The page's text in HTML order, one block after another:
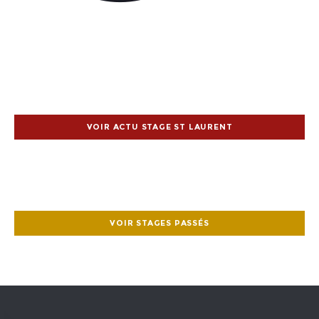
VOIR ACTU STAGE ST LAURENT
VOIR STAGES PASSÉS